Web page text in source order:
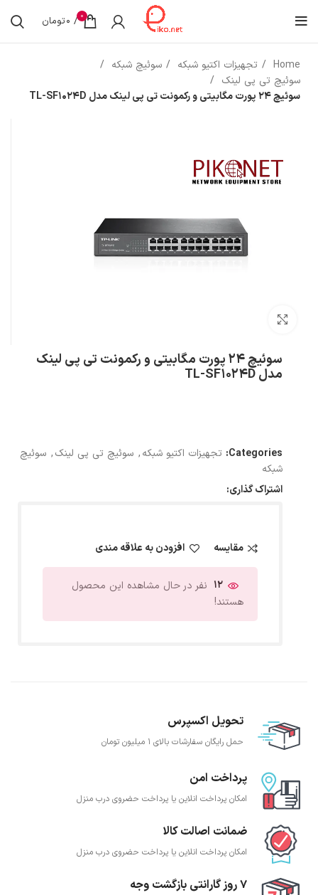
0
/
0تومان
Home تجهیزات اکتیو شبکه
سوئیچ شبکه
سوئیچ تی پی لینک
سوئیچ 24 پورت مگابیتی و رکمونت تی پی لینک مدل TL-SF1024D
سوئیچ 24 پورت مگابیتی و رکمونت تی پی لینک
مدل TL-SF1024D
Categories: تجهیزات اکتیو شبکه, سوئیچ تی پی لینک, سوئیچ
شبکه
اشتراک گذاری:
مقایسه افزودن به علاقه مندی
12 نفر در حال مشاهده این محصول
هستند!
تحویل اکسپرس
حمل رایگان سفارشات بالای 1 میلیون تومان
پرداخت امن
امکان پرداخت انلاین یا پرداخت حضروی درب منزل
ضمانت اصالت کالا
امکان پرداخت انلاین یا پرداخت حضروی درب منزل
7 روز گارانتی بازگشت وجه